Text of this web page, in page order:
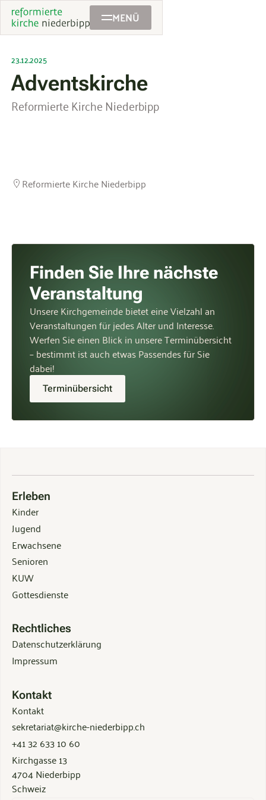
MENÜ
23.12.2025
Adventskirche
Reformierte Kirche Niederbipp
Reformierte Kirche Niederbipp
Finden Sie Ihre nächste
Veranstaltung
Unsere Kirchgemeinde bietet eine Vielzahl an
Veranstaltungen für jedes Alter und Interesse.
Werfen Sie einen Blick in unsere Terminübersicht
– bestimmt ist auch etwas Passendes für Sie
dabei!
Terminübersicht
Erleben
Kinder
Jugend
Erwachsene
Senioren
KUW
Gottesdienste
Rechtliches
Datenschutzerklärung
Impressum
Kontakt
Kontakt
sekretariat@kirche-niederbipp.ch
+41 32 633 10 60
Kirchgasse 13
4704 Niederbipp
Schweiz